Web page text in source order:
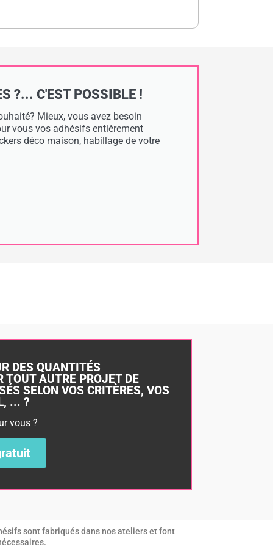
?... C'EST POSSIBLE !
Mieux, vous avez besoin
vous vos adhésifs entièrement
déco maison, habillage de votre
DES QUANTITÉS
TOUT AUTRE PROJET DE
SELON VOS CRITÈRES, VOS
... ?
vous ?
sont fabriqués dans nos ateliers et font